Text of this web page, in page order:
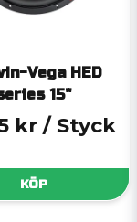
Vega HED
15"
kr / Styck
KÖP